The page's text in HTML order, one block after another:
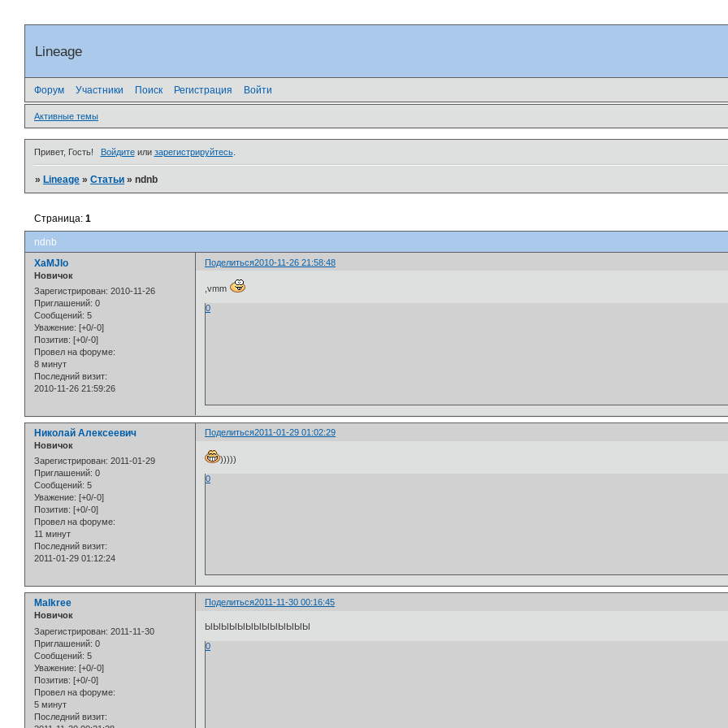
Lineage
Форум Участники Поиск Регистрация Войти
Активные темы
Привет, Гость! Войдитеили зарегистрируйтесь.
»Lineage »Статьи »ndnb
ndnb
Страница:1
Поделиться2010-11-26 21:58:48
XaMJIo
Новичок
Зарегистрирован: 2010-11-26
Приглашений: 0
Сообщений: 5
Уважение: [+0/-0]
Позитив: [+0/-0]
Провел на форуме:
8 минут
Последний визит:
2010-11-26 21:59:26
,vmm
0
Поделиться2011-01-29 01:02:29
Николай Алексеевич
Новичок
Зарегистрирован: 2011-01-29
Приглашений: 0
Сообщений: 5
Уважение: [+0/-0]
Позитив: [+0/-0]
Провел на форуме:
11 минут
Последний визит:
2011-01-29 01:12:24
)))))
0
Поделиться2011-11-30 00:16:45
Malkree
Новичок
Зарегистрирован: 2011-11-30
Приглашений: 0
Сообщений: 5
Уважение: [+0/-0]
Позитив: [+0/-0]
Провел на форуме:
5 минут
Последний визит:
ЫЫЫЫЫЫЫЫЫЫЫЫЫ
0